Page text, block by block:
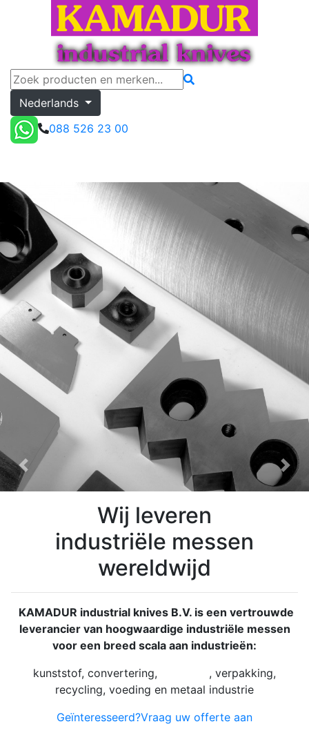
Nederlands
088 526 23 00
Previous Next
Wij leveren
industriële messen
wereldwijd
KAMADUR industrial knives B.V. is een vertrouwde
leverancier van hoogwaardige industriële messen
voor een breed scala aan industrieën:
kunststof, convertering,
, verpakking,
recycling, voeding en metaal industrie
Geïnteresseerd?Vraag uw offerte aan